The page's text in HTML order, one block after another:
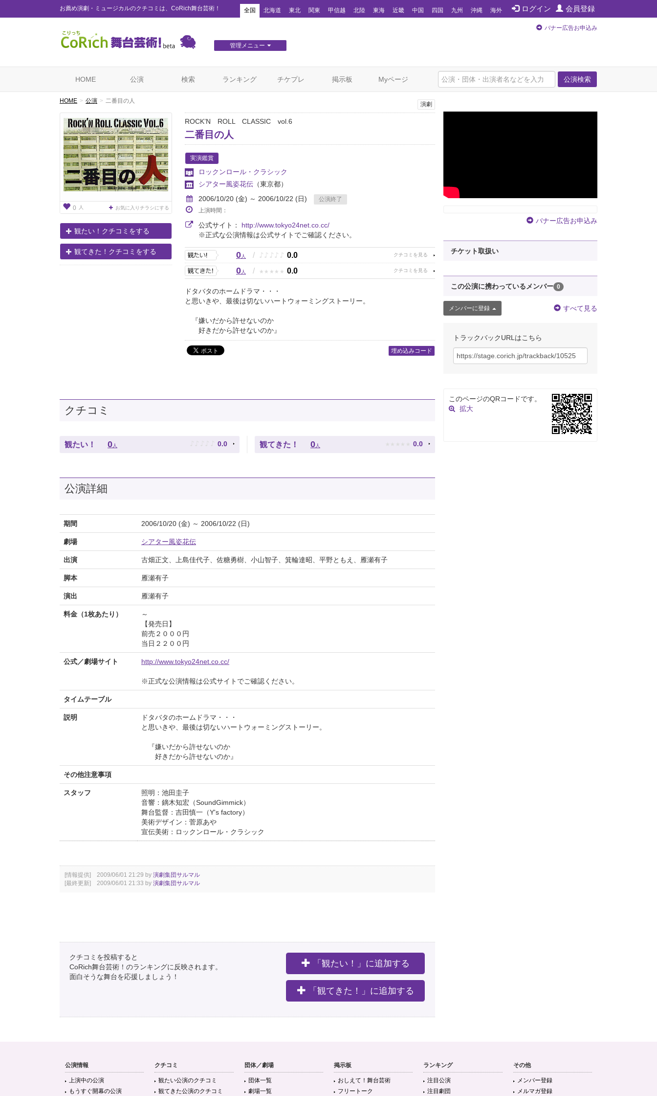
お薦め演劇・ミュージカルのクチコミは、CoRich舞台芸術！ ログイン 会員登録
全国 北海道 東北 関東 甲信越 北陸 東海 近畿 中国 四国 九州 沖縄 海外
管理メニュー
バナー広告お申込み
公演検索
HOME 公演 検索 ランキング チケプレ 掲示板 Myページ
HOME 公演 二番目の人
0 人 お気に入りチラシにする
観たい！クチコミをする
観てきた！クチコミをする
演劇
ROCK’N ROLL CLASSIC vol.6
二番目の人
実演鑑賞
ロックンロール・クラシック
シアター風姿花伝 （東京都）
2006/10/20 (金) ～ 2006/10/22 (日)
公演終了
上演時間：
公式サイト： http://www.tokyo24net.co.cc/
※正式な公演情報は公式サイトでご確認ください。
0人 / ♪ ♪ ♪ ♪ ♪ 0.0
0人 / ★ ★ ★ ★ ★ 0.0
ドタバタのホームドラマ・・・
と思いきや、最後は切ないハートウォーミングストーリー。
『嫌いだから許せないのか
好きだから許せないのか』
埋め込みコード
クチコミ
観たい！ 0 人 ♪ ♪ ♪ ♪ ♪ 0.0 観てきた！ 0 人 ★ ★ ★ ★ ★ 0.0
公演詳細
期間 2006/10/20 (金) ～ 2006/10/22 (日)
劇場 シアター風姿花伝
出演 古畑正文、上島佳代子、佐糖勇樹、小山智子、箕輪達昭、平野ともえ、雁瀬有子
脚本 雁瀬有子
演出 雁瀬有子
料金（1枚あたり）
～
【発売日】
前売２０００円
当日２２００円
公式／劇場サイト http://www.tokyo24net.co.cc/
※正式な公演情報は公式サイトでご確認ください。
タイムテーブル
説明
ドタバタのホームドラマ・・・
と思いきや、最後は切ないハートウォーミングストーリー。
『嫌いだから許せないのか
好きだから許せないのか』
その他注意事項
スタッフ
照明：池田圭子
音響：鏑木知宏（SoundGimmick）
舞台監督：吉田慎一（Y's factory）
美術デザイン：菅原あや
宣伝美術：ロックンロール・クラシック
[情報提供] 2009/06/01 21:29 by 演劇集団サルマル
[最終更新] 2009/06/01 21:33 by 演劇集団サルマル
クチコミを投稿すると
CoRich舞台芸術！のランキングに反映されます。
面白そうな舞台を応援しましょう！
「観たい！」に追加する
「観てきた！」に追加する
バナー広告お申込み
チケット取扱い
この公演に携わっているメンバー 0
メンバーに登録 すべて見る
トラックバックURLはこちら
このページのQRコードです。
拡大
公演情報
上演中の公演
もうすぐ開幕の公演
クチコミ
観たい公演のクチコミ
観てきた公演のクチコミ
団体／劇場
団体一覧
劇場一覧
掲示板
おしえて！舞台芸術
フリートーク
ランキング
注目公演
注目劇団
その他
メンバー登録
メルマガ登録